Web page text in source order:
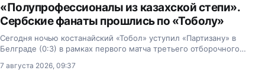
«Полупрофессионалы из казахской степи».
Сербские фанаты прошлись по «Тоболу»
Сегодня ночью костанайский «Тобол» уступил «Партизану» в
Белграде (0:3) в рамках первого матча третьего отборочного
7 августа 2026, 09:37